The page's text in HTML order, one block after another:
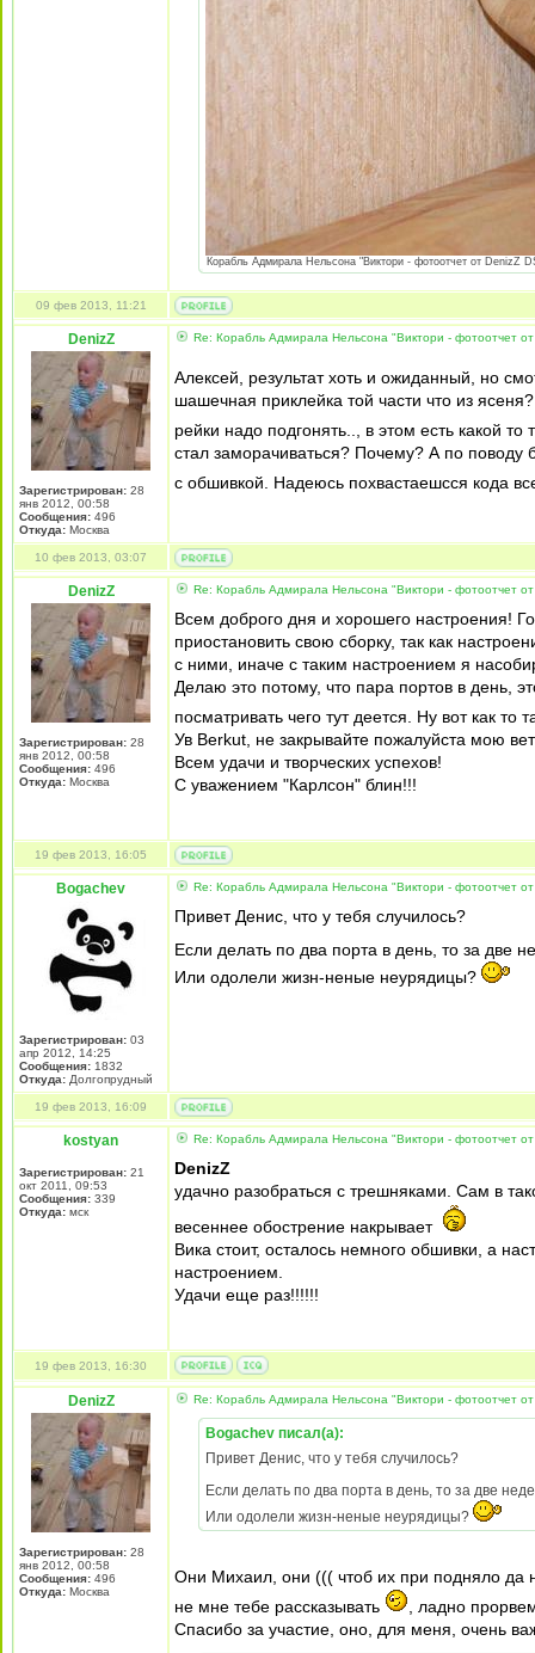
Корабль Адмирала Нельсона "Виктори - фотоотчет от DenizZ
09 фев 2013, 11:21
DenizZ
Зарегистрирован: 28
янв 2012, 00:58
Сообщения: 496
Откуда: Москва
Re: Корабль Адмирала Нельсона "Виктори - фотоотчет от
Алексей, результат хоть и ожиданный, но
шашечная приклейка той части что из
рейки надо подгонять.., в этом есть какой
стал заморачиваться? Почему? А по поводу
с обшивкой. Надеюсь похвастаешсся кода
10 фев 2013, 03:07
DenizZ
Зарегистрирован: 28
янв 2012, 00:58
Сообщения: 496
Откуда: Москва
Re: Корабль Адмирала Нельсона "Виктори - фотоотчет от
Всем доброго дня и хорошего настроения!
приостановить свою сборку, так как
с ними, иначе с таким настроением я
Делаю это потому, что пара портов в день,
посматривать чего тут деется. Ну вот как то
Ув Berkut, не закрывайте пожалуйста мою
Всем удачи и творческих успехов!
С уважением "Карлсон" блин!!!
19 фев 2013, 16:05
Bogachev
Зарегистрирован: 03
апр 2012, 14:25
Сообщения: 1832
Откуда: Долгопрудный
Re: Корабль Адмирала Нельсона "Виктори - фотоотчет от
Привет Денис, что у тебя случилось?
Если делать по два порта в день, то за две
Или одолели жизн-неные неурядицы?
19 фев 2013, 16:09
kostyan
Зарегистрирован: 21
окт 2011, 09:53
Сообщения: 339
Откуда: мск
Re: Корабль Адмирала Нельсона "Виктори - фотоотчет от
DenizZ
удачно разобраться с трешняками. Сам в
весеннее обострение накрывает
Вика стоит, осталось немного обшивки, а
настроением.
Удачи еще раз!!!!!!
19 фев 2013, 16:30
DenizZ
Зарегистрирован: 28
янв 2012, 00:58
Сообщения: 496
Откуда: Москва
Re: Корабль Адмирала Нельсона "Виктори - фотоотчет от
Bogachev писал(а):
Привет Денис, что у тебя случилось?
Если делать по два порта в день, то за две
Или одолели жизн-неные неурядицы?
Они Михаил, они ((( чтоб их при подняло да
не мне тебе рассказывать
, ладно
Спасибо за участие, оно, для меня, очень